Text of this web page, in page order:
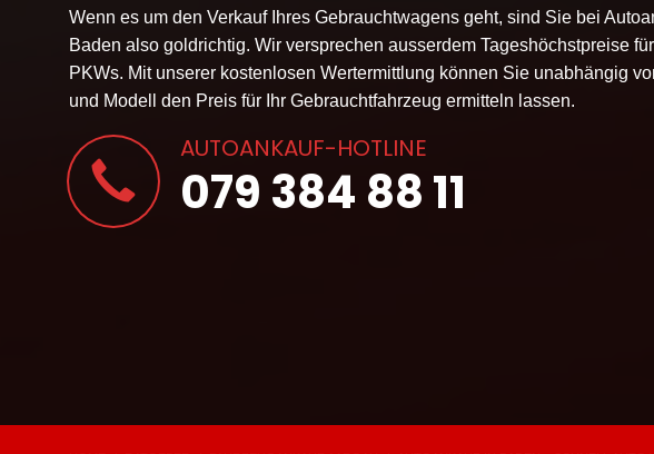
Wenn es um den Verkauf Ihres Gebrauchtwagens geht, sind Sie bei
Baden also goldrichtig. Wir versprechen ausserdem Tageshöchstpreise
PKWs. Mit unserer kostenlosen Wertermittlung können Sie unabhängig
und Modell den Preis für Ihr Gebrauchtfahrzeug ermitteln lassen.
AUTOANKAUF-HOTLINE
079 384 88 11